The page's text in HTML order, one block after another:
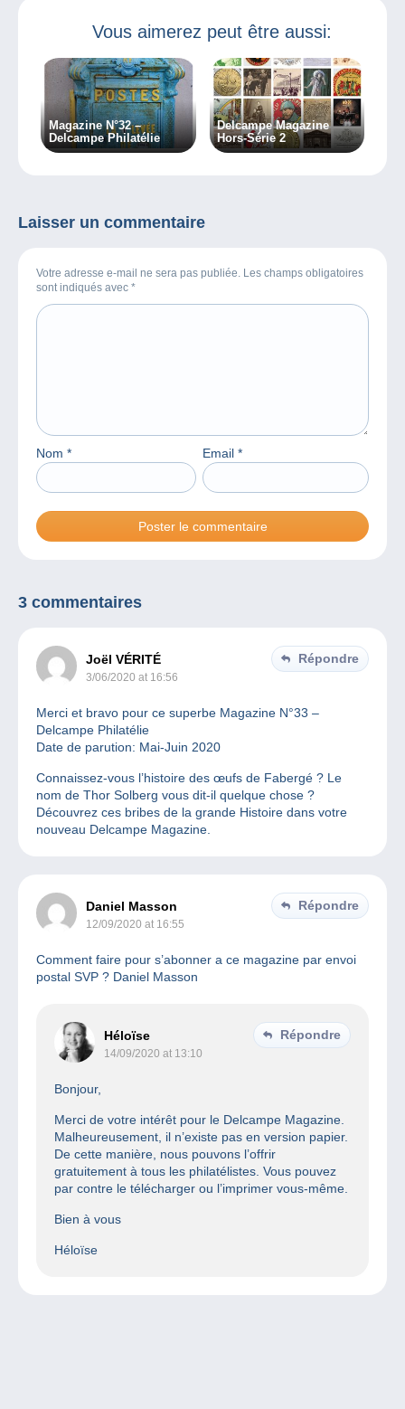
Vous aimerez peut être aussi:
Magazine N°32 –
Delcampe Philatélie
Delcampe Magazine
Hors-Série 2
Laisser un commentaire
Votre adresse e-mail ne sera pas publiée. Les champs obligatoires
sont indiqués avec *
Nom * Email *
3 commentaires
Joël VÉRITÉ
3/06/2020 at 16:56
Répondre
Merci et bravo pour ce superbe Magazine N°33 –
Delcampe Philatélie
Date de parution: Mai-Juin 2020
Connaissez-vous l’histoire des œufs de Fabergé ? Le
nom de Thor Solberg vous dit-il quelque chose ?
Découvrez ces bribes de la grande Histoire dans votre
nouveau Delcampe Magazine.
Daniel Masson
12/09/2020 at 16:55
Répondre
Comment faire pour s’abonner a ce magazine par envoi
postal SVP ? Daniel Masson
Héloïse
14/09/2020 at 13:10
Répondre
Bonjour,
Merci de votre intérêt pour le Delcampe Magazine.
Malheureusement, il n’existe pas en version papier.
De cette manière, nous pouvons l’offrir
gratuitement à tous les philatélistes. Vous pouvez
par contre le télécharger ou l’imprimer vous-même.
Bien à vous
Héloïse